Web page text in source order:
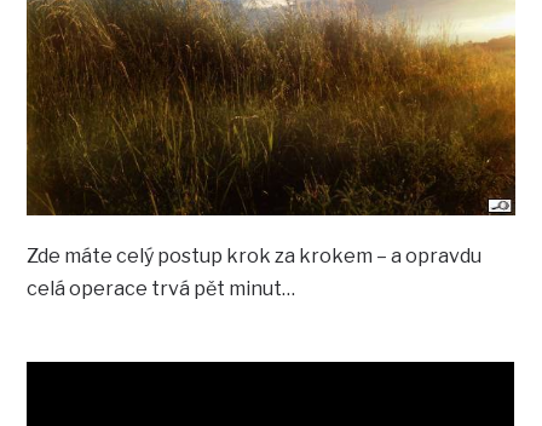
Zde máte celý postup krok za krokem – a opravdu
celá operace trvá pět minut…